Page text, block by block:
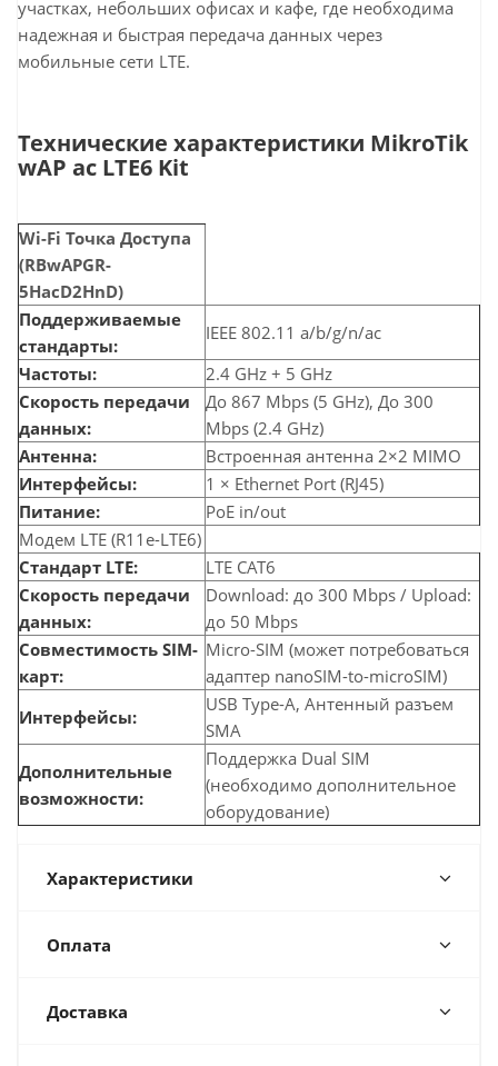
участках, небольших офисах и кафе, где необходима
надежная и быстрая передача данных через
мобильные сети LTE.
Технические характеристики MikroTik
wAP ac LTE6 Kit
Wi-Fi Точка Доступа
(RBwAPGR-
5HacD2HnD)
Поддерживаемые
стандарты:
IEEE 802.11 a/b/g/n/ac
Частоты:
2.4 GHz + 5 GHz
Скорость передачи
данных:
До 867 Mbps (5 GHz), До 300
Mbps (2.4 GHz)
Антенна:
Встроенная антенна 2×2 MIMO
Интерфейсы:
1 × Ethernet Port (RJ45)
Питание:
PoE in/out
Модем LTE (R11e-LTE6)
Стандарт LTE:
LTE CAT6
Скорость передачи
данных:
Download: до 300 Mbps / Upload:
до 50 Mbps
Совместимость SIM-
карт:
Micro-SIM (может потребоваться
адаптер nanoSIM-to-microSIM)
Интерфейсы:
USB Type-A, Антенный разъем
SMA
Дополнительные
возможности:
Поддержка Dual SIM
(необходимо дополнительное
оборудование)
Характеристики
Оплата
Доставка